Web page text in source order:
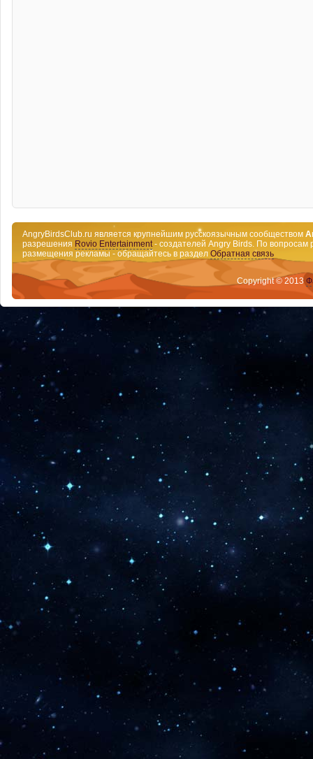
AngryBirdsClub.ru является крупнейшим русскоязычным сообществом
разрешения Rovio Entertainment- создателей Angry Birds. По вопросам
размещения рекламы - обращайтесь в раздел Обратная связь
Copyright © 2013